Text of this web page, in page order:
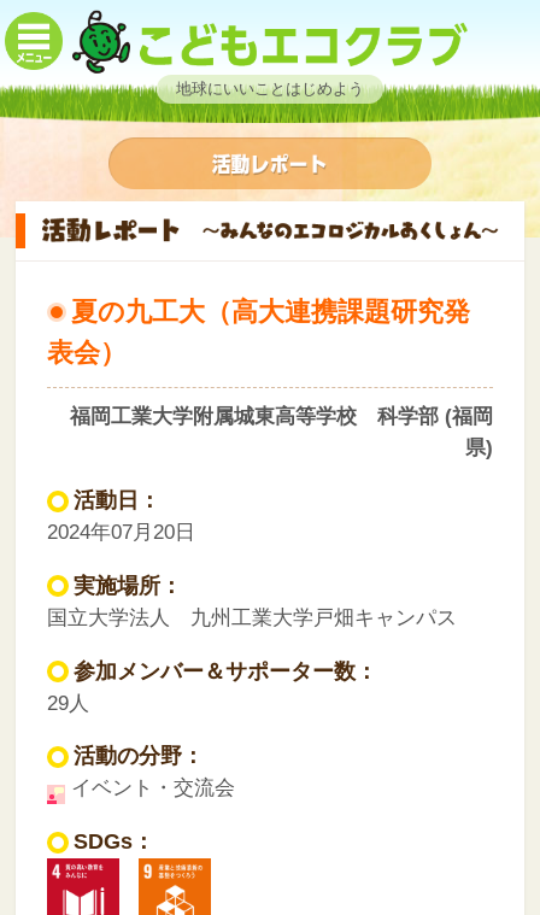
地球にいいことはじめよう
夏の九工大（高大連携課題研究発
表会）
福岡工業大学附属城東高等学校 科学部 (福岡
県)
活動日：
2024年07月20日
実施場所：
国立大学法人 九州工業大学戸畑キャンパス
参加メンバー＆サポーター数：
29人
活動の分野：
イベント・交流会
SDGs：